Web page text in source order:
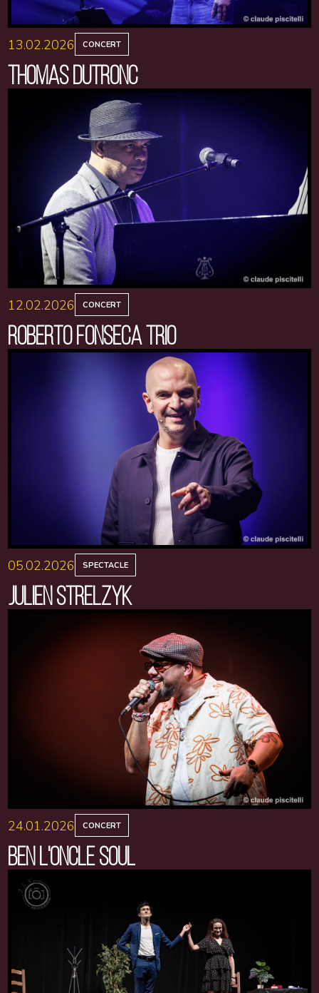
13.02.2026 CONCERT
THOMAS DUTRONC
12.02.2026 CONCERT
ROBERTO FONSECA TRIO
05.02.2026 SPECTACLE
JULIEN STRELZYK
24.01.2026 CONCERT
BEN L'ONCLE SOUL